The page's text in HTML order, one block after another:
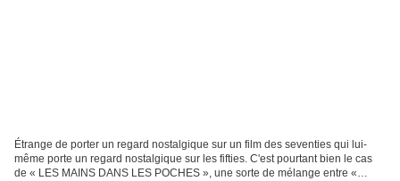
Étrange de porter un regard nostalgique sur un film des seventies qui lui-
même porte un regard nostalgique sur les fifties. C'est pourtant bien le cas
de « LES MAINS DANS LES POCHES », une sorte de mélange entre «